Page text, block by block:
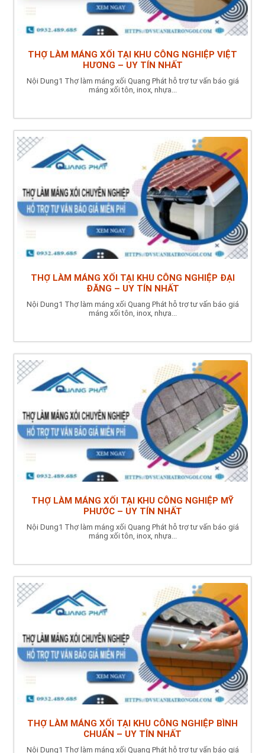
THỢ LÀM MÁNG XỐI TẠI KHU CÔNG NGHIỆP VIỆT
HƯƠNG – UY TÍN NHẤT
Nội Dung1 Thợ làm máng xối Quang Phát hỗ trợ tư vấn báo giá
máng xối tôn, inox, nhựa...
THỢ LÀM MÁNG XỐI TẠI KHU CÔNG NGHIỆP ĐẠI
ĐĂNG – UY TÍN NHẤT
Nội Dung1 Thợ làm máng xối Quang Phát hỗ trợ tư vấn báo giá
máng xối tôn, inox, nhựa...
THỢ LÀM MÁNG XỐI TẠI KHU CÔNG NGHIỆP MỸ
PHƯỚC – UY TÍN NHẤT
Nội Dung1 Thợ làm máng xối Quang Phát hỗ trợ tư vấn báo giá
máng xối tôn, inox, nhựa...
THỢ LÀM MÁNG XỐI TẠI KHU CÔNG NGHIỆP BÌNH
CHUẨN – UY TÍN NHẤT
Nội Dung1 Thợ làm máng xối Quang Phát hỗ trợ tư vấn báo giá